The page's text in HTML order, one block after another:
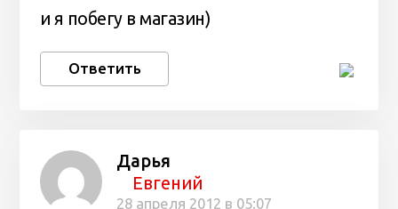
и я побегу в магазин)
Ответить
Дарья
Евгений
28 апреля 2012 в 05:07